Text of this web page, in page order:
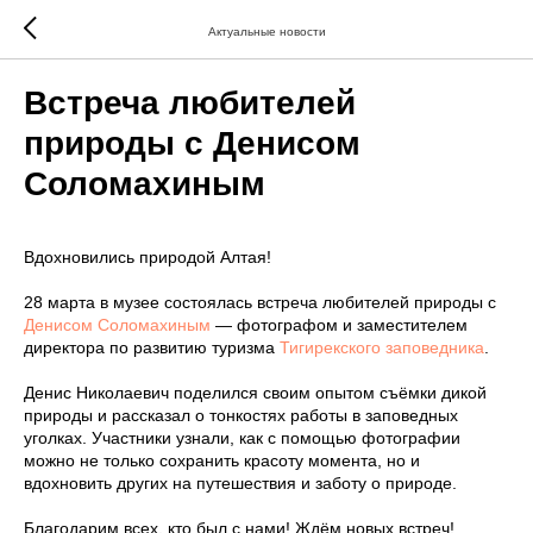
Актуальные новости
Встреча любителей
природы с Денисом
Соломахиным
Вдохновились природой Алтая!
28 марта в музее состоялась встреча любителей природы с
Денисом Соломахиным — фотографом и заместителем
директора по развитию туризма Тигирекского заповедника
Денис Николаевич поделился своим опытом съёмки дикой
природы и рассказал о тонкостях работы в заповедных
уголках. Участники узнали, как с помощью фотографии
можно не только сохранить красоту момента, но и
вдохновить других на путешествия и заботу о природе.
Благодарим всех, кто был с нами! Ждём новых встреч!